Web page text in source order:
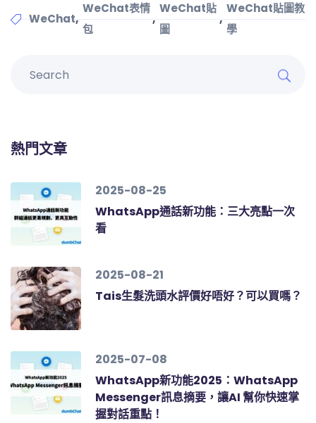
WeChat,
WeChat表情
包
,
WeChat貼
圖
,
WeChat貼圖教
學
熱門文章
2025-08-25
WhatsApp通話新功能：三大亮點一次
看
2025-08-21
Tais生髮洗頭水評價好唔好？可以買嗎？
2025-07-08
WhatsApp新功能2025：WhatsApp
Messenger訊息摘要，讓AI 幫你快速掌
握對話重點！